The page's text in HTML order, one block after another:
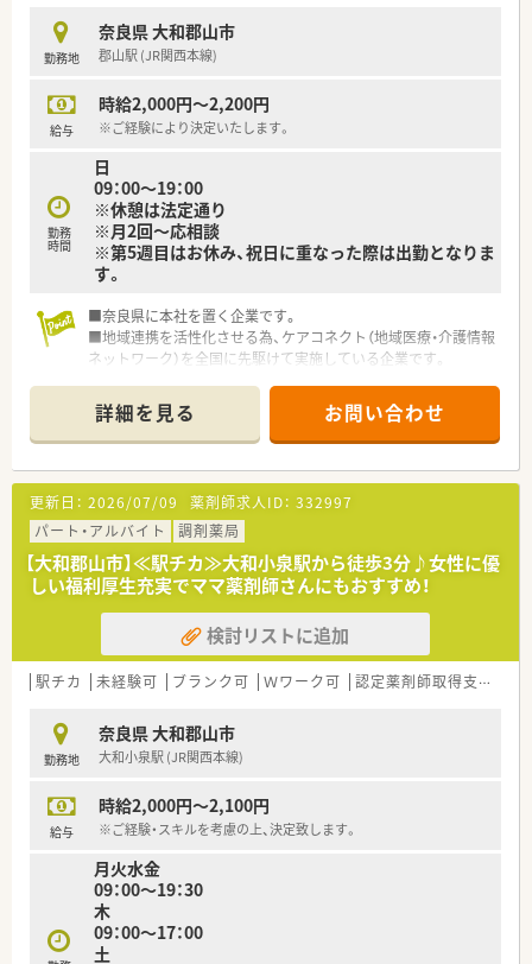
勤務地
奈良県 大和郡山市
郡山駅 (JR関西本線)
給与
時給2,000円～2,200円
※ご経験により決定いたします。
勤務
時間
日
09：00～19：00
※休憩は法定通り
※月2回～応相談
※第5週目はお休み、祝日に重なった際は出勤となりま
す。
■奈良県に本社を置く企業です。
■地域連携を活性化させる為、ケアコネクト（地域医療・介護情報
ネットワーク）を全国に先駆けて実施している企業です。
ーム、マニュアルチームなど手上げ式で有志を募り、やりたい仕
事をしてもらいながら社内を活気付けたいという考えです。
■ワークライフバランスも重視されています。
詳細を見る お問い合わせ
更新日： 2026/07/09 薬剤師求人ID： 332997
パート・アルバイト
調剤薬局
【大和郡山市】≪駅チカ≫大和小泉駅から徒歩3分♪女性に優
しい福利厚生充実でママ薬剤師さんにもおすすめ！
検討リストに追加
駅チカ 未経験可 ブランク可 Ｗワーク可 認定薬剤師取得支援あり
勤務地
奈良県 大和郡山市
大和小泉駅 (JR関西本線)
給与
時給2,000円～2,100円
※ご経験・スキルを考慮の上、決定致します。
月火水金
09：00～19：30
木
09：00～17：00
土